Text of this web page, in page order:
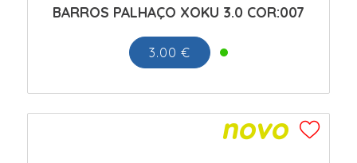
BARROS PALHAÇO XOKU 3.0 COR:007
3.00 €